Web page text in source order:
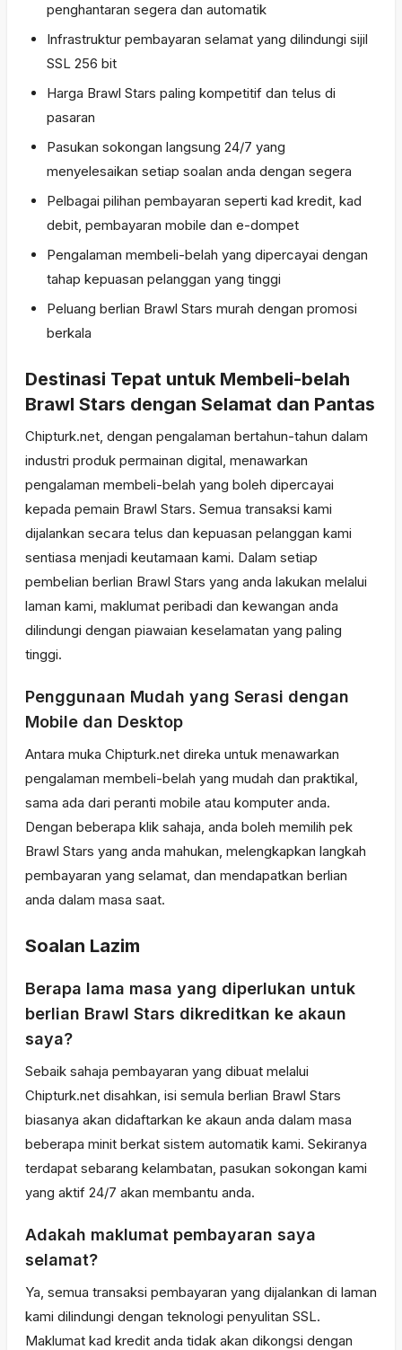
penghantaran segera dan automatik
Infrastruktur pembayaran selamat yang dilindungi sijil
SSL 256 bit
Harga Brawl Stars paling kompetitif dan telus di
pasaran
Pasukan sokongan langsung 24/7 yang
menyelesaikan setiap soalan anda dengan segera
Pelbagai pilihan pembayaran seperti kad kredit, kad
debit, pembayaran mobile dan e-dompet
Pengalaman membeli-belah yang dipercayai dengan
tahap kepuasan pelanggan yang tinggi
Peluang berlian Brawl Stars murah dengan promosi
berkala
Destinasi Tepat untuk Membeli-belah
Brawl Stars dengan Selamat dan Pantas
Chipturk.net, dengan pengalaman bertahun-tahun dalam
industri produk permainan digital, menawarkan
pengalaman membeli-belah yang boleh dipercayai
kepada pemain Brawl Stars. Semua transaksi kami
dijalankan secara telus dan kepuasan pelanggan kami
sentiasa menjadi keutamaan kami. Dalam setiap
pembelian berlian Brawl Stars yang anda lakukan melalui
laman kami, maklumat peribadi dan kewangan anda
dilindungi dengan piawaian keselamatan yang paling
tinggi.
Penggunaan Mudah yang Serasi dengan
Mobile dan Desktop
Antara muka Chipturk.net direka untuk menawarkan
pengalaman membeli-belah yang mudah dan praktikal,
sama ada dari peranti mobile atau komputer anda.
Dengan beberapa klik sahaja, anda boleh memilih pek
Brawl Stars yang anda mahukan, melengkapkan langkah
pembayaran yang selamat, dan mendapatkan berlian
anda dalam masa saat.
Soalan Lazim
Berapa lama masa yang diperlukan untuk
berlian Brawl Stars dikreditkan ke akaun
saya?
Sebaik sahaja pembayaran yang dibuat melalui
Chipturk.net disahkan, isi semula berlian Brawl Stars
biasanya akan didaftarkan ke akaun anda dalam masa
beberapa minit berkat sistem automatik kami. Sekiranya
terdapat sebarang kelambatan, pasukan sokongan kami
yang aktif 24/7 akan membantu anda.
Adakah maklumat pembayaran saya
selamat?
Ya, semua transaksi pembayaran yang dijalankan di laman
kami dilindungi dengan teknologi penyulitan SSL.
Maklumat kad kredit anda tidak akan dikongsi dengan